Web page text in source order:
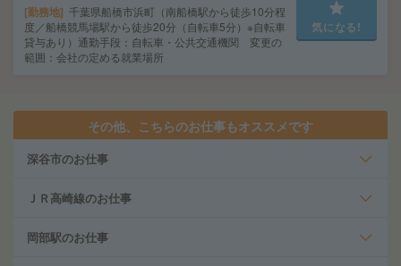
勤務地 千葉県船橋市浜町（南船橋駅から徒歩10分程
度／船橋競馬場駅から徒歩20分（自転車5分）※自転車
貸与あり）通勤手段：自転車・公共交通機関 変更の
範囲：会社の定める就業場所
気になる!
その他、こちらのお仕事もオススメです
深谷市のお仕事
ＪＲ高崎線のお仕事
岡部駅のお仕事